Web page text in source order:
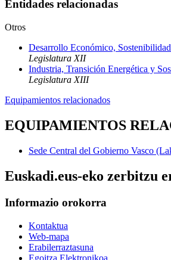
Entidades relacionadas
Otros
Desarrollo Económico,
Legislatura XII
Industria, Transición Energética y
Legislatura XIII
Equipamientos relacionados
EQUIPAMIENTOS
Sede Central del Gobierno Vasco
Euskadi.eus-eko zerbitzu
Informazio orokorra
Kontaktua
Web-mapa
Erabilerraztasuna
Egoitza Elektronikoa